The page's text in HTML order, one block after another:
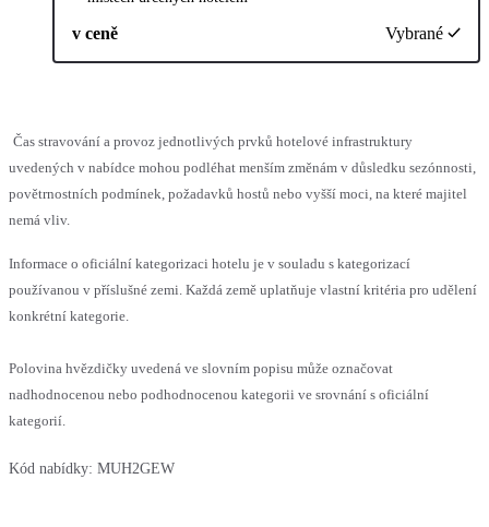
v ceně Vybrané
Čas stravování a provoz jednotlivých prvků hotelové infrastruktury
uvedených v nabídce mohou podléhat menším změnám v důsledku sezónnosti,
povětrnostních podmínek, požadavků hostů nebo vyšší moci, na které majitel
nemá vliv.
Informace o oficiální kategorizaci hotelu je v souladu s kategorizací
používanou v příslušné zemi. Každá země uplatňuje vlastní kritéria pro udělení
konkrétní kategorie.
Polovina hvězdičky uvedená ve slovním popisu může označovat
nadhodnocenou nebo podhodnocenou kategorii ve srovnání s oficiální
kategorií.
Kód nabídky: MUH2GEW